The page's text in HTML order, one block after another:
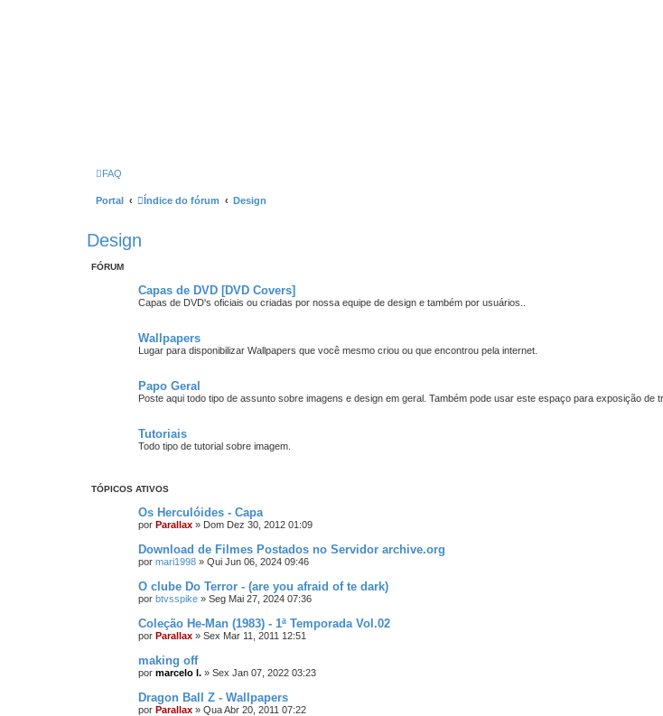
FAQ
Portal Índice do fórum Design
Design
FÓRUM
Capas de DVD [DVD Covers]
Capas de DVD's oficiais ou criadas por nossa equipe de design e também por usuários..
Wallpapers
Lugar para disponibilizar Wallpapers que você mesmo criou ou que encontrou pela internet.
Papo Geral
Poste aqui todo tipo de assunto sobre imagens e design em geral. Também pode usar este espaço para exposição de
Tutoriais
Todo tipo de tutorial sobre imagem.
TÓPICOS ATIVOS
Os Herculóides - Capa
por Parallax » Dom Dez 30, 2012 01:09
Download de Filmes Postados no Servidor archive.org
por mari1998 » Qui Jun 06, 2024 09:46
O clube Do Terror - (are you afraid of te dark)
por btvsspike » Seg Mai 27, 2024 07:36
Coleção He-Man (1983) - 1ª Temporada Vol.02
por Parallax » Sex Mar 11, 2011 12:51
making off
por marcelo l. » Sex Jan 07, 2022 03:23
Dragon Ball Z - Wallpapers
por Parallax » Qua Abr 20, 2011 07:22